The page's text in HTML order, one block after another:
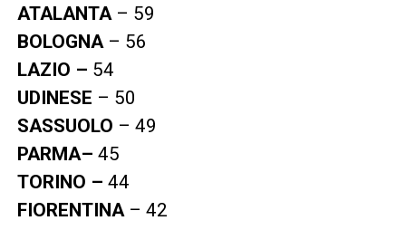
ATALANTA – 59
BOLOGNA – 56
LAZIO – 54
UDINESE – 50
SASSUOLO – 49
PARMA– 45
TORINO – 44
FIORENTINA – 42